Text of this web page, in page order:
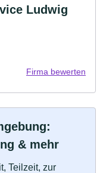
Ludwig
Firma bewerten
& mehr
Teilzeit, zur